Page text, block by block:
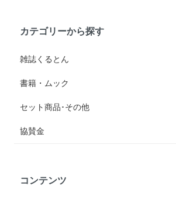
カテゴリーから探す
雑誌くるとん
書籍・ムック
セット商品･その他
協賛金
コンテンツ